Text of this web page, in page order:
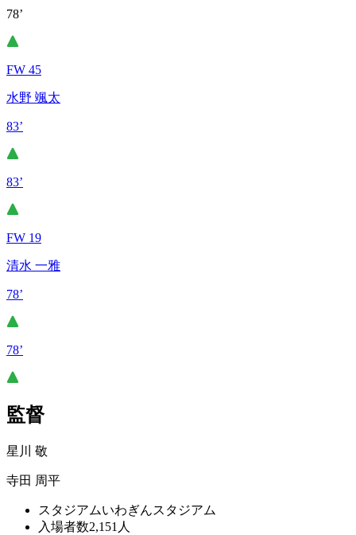
78’
FW 45
水野 颯太
83’
83’
FW 19
清水 一雅
78’
78’
監督
星川 敬
寺田 周平
スタジアムいわぎんスタジアム
入場者数2,151人